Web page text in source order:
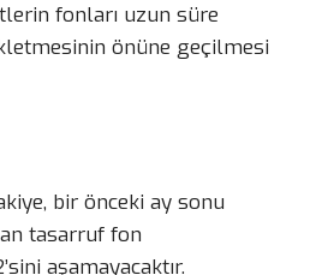
fonları uzun süre
önüne geçilmesi
bir önceki ay sonu
tasarruf fon
aşamayacaktır.